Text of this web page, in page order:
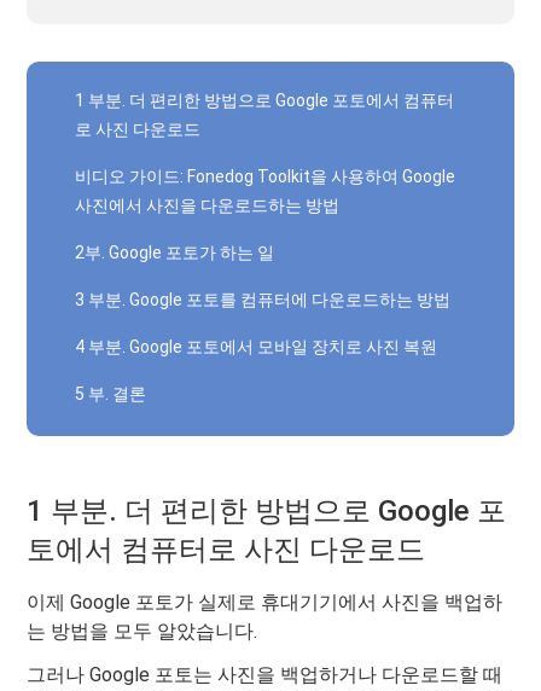
1 부분. 더 편리한 방법으로 Google 포토에서 컴퓨터
로 사진 다운로드
비디오 가이드: Fonedog Toolkit을 사용하여 Google
사진에서 사진을 다운로드하는 방법
2부. Google 포토가 하는 일
3 부분. Google 포토를 컴퓨터에 다운로드하는 방법
4 부분. Google 포토에서 모바일 장치로 사진 복원
5 부. 결론
1 부분. 더 편리한 방법으로 Google 포
토에서 컴퓨터로 사진 다운로드
이제 Google 포토가 실제로 휴대기기에서 사진을 백업하
는 방법을 모두 알았습니다.
그러나 Google 포토는 사진을 백업하거나 다운로드할 때